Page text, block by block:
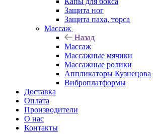
Защита ног
Защита паха, торса
Массаж
Назад
Массаж
Массажные мячики
Массажные ролики
Аппликаторы Кузнецова
Виброплатформы
Доставка
Оплата
Производители
О нас
Контакты